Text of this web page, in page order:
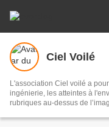
Ciel Voilé
L'association Ciel voilé a
ingénierie, les atteintes à l'environnement et à la santé humaine. Parmi les
rubriques au-dessus de
sur les chemtrails et la géo-